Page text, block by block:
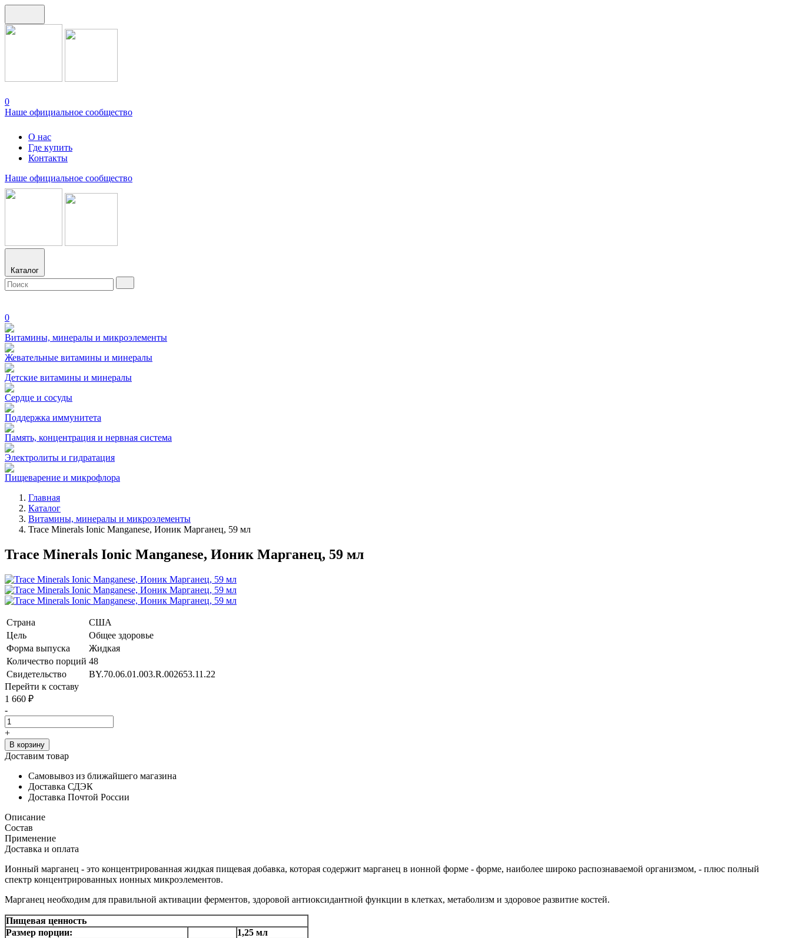
0
Наше официальное сообщество
О нас
Где купить
Контакты
Наше официальное сообщество
Каталог
0
Витамины, минералы и микроэлементы
Жевательные витамины и минералы
Детские витамины и минералы
Сердце и сосуды
Поддержка иммунитета
Память, концентрация и нервная система
Электролиты и гидратация
Пищеварение и микрофлора
Главная
Каталог
Витамины, минералы и микроэлементы
Trace Minerals Ionic Manganese, Ионик Марганец, 59 мл
Trace Minerals Ionic Manganese, Ионик Марганец, 59 мл
Страна
США
Цель
Общее здоровье
Форма выпуска
Жидкая
Количество порций 48
Свидетельство
BY.70.06.01.003.R.002653.11.22
Перейти к составу
1 660 ₽
-
+
В корзину
Доставим товар
Самовывоз из ближайшего магазина
Доставка СДЭК
Доставка Почтой России
Описание
Состав
Применение
Доставка и оплата
Ионный марганец - это концентрированная жидкая пищевая добавка, которая содержит марганец в ионной форме - форме, наиболее широко распознаваемой организмом, - плюс полный
спектр концентрированных ионных микроэлементов.
Марганец необходим для правильной активации ферментов, здоровой антиоксидантной функции в клетках, метаболизм и здоровое развитие костей.
Пищевая ценность
Размер порции:
1,25 мл